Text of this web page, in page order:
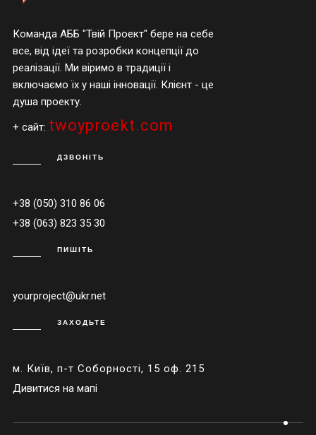
Команда АББ "Твій Проект" бере на себе
все, від ідеї та розробки концепції до
реалізації. Ми віримо в традиції і
включаємо їх у наші інновації. Клієнт - це
душа проекту.
+ сайт: twoyproekt.com
ДЗВОНІТЬ
+38 (050) 310 86 06
+38 (063) 823 35 30
ПИШІТЬ
yourproject@ukr.net
ЗАХОДЬТЕ
м. Київ, п-т Соборності, 15 оф. 215
Дивитися на мапі